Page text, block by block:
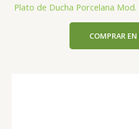
Plato de Ducha Porcelana
COMPRAR